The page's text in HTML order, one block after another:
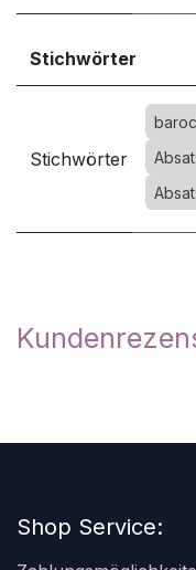
Stichwörter
Stichwörter
Shop Service: